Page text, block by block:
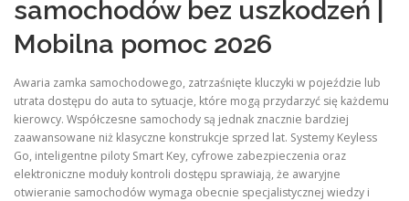
samochodów bez uszkodzeń |
Mobilna pomoc 2026
Awaria zamka samochodowego, zatrzaśnięte kluczyki w pojeździe lub
utrata dostępu do auta to sytuacje, które mogą przydarzyć się każdemu
kierowcy. Współczesne samochody są jednak znacznie bardziej
zaawansowane niż klasyczne konstrukcje sprzed lat. Systemy Keyless
Go, inteligentne piloty Smart Key, cyfrowe zabezpieczenia oraz
elektroniczne moduły kontroli dostępu sprawiają, że awaryjne
otwieranie samochodów wymaga obecnie specjalistycznej wiedzy i